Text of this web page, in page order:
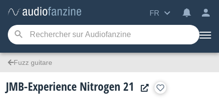
FR
Fuzz guitare
JMB-Experience Nitrogen 21